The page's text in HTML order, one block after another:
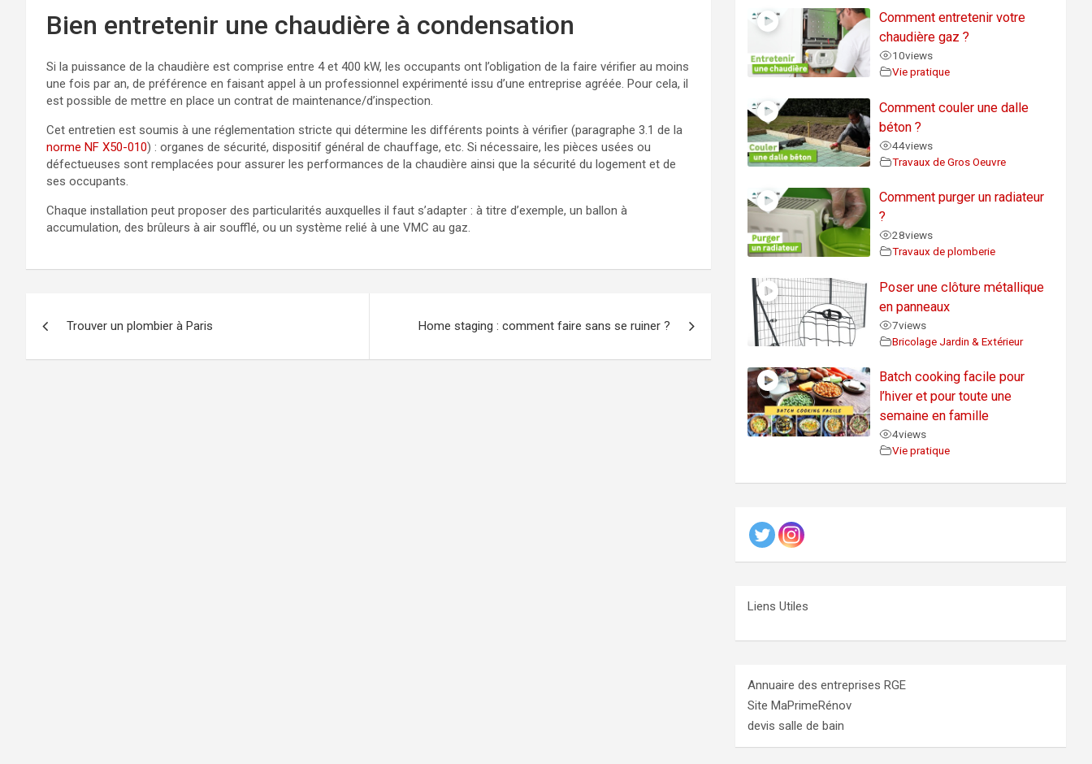
Bien entretenir une chaudière à condensation
Si la puissance de la chaudière est comprise entre 4 et 400 kW, les occupants ont l’obligation de la faire vérifier au moins
une fois par an, de préférence en faisant appel à un professionnel expérimenté issu d’une entreprise agréée. Pour cela, il
est possible de mettre en place un contrat de maintenance/d’inspection.
Cet entretien est soumis à une réglementation stricte qui détermine les différents points à vérifier (paragraphe 3.1 de la
norme NF X50-010) : organes de sécurité, dispositif général de chauffage, etc. Si nécessaire, les pièces usées ou
défectueuses sont remplacées pour assurer les performances de la chaudière ainsi que la sécurité du logement et de
ses occupants.
Chaque installation peut proposer des particularités auxquelles il faut s’adapter : à titre d’exemple, un ballon à
accumulation, des brûleurs à air soufflé, ou un système relié à une VMC au gaz.
Trouver un plombier à Paris Home staging : comment faire sans se ruiner ?
Comment entretenir votre
chaudière gaz ?
10views
Vie pratique
Comment couler une dalle
béton ?
44views
Travaux de Gros Oeuvre
Comment purger un radiateur
?
28views
Travaux de plomberie
Poser une clôture métallique
en panneaux
7views
Bricolage Jardin & Extérieur
Batch cooking facile pour
l’hiver et pour toute une
semaine en famille
4views
Vie pratique
Liens Utiles
Annuaire des entreprises RGE
Site MaPrimeRénov
devis salle de bain